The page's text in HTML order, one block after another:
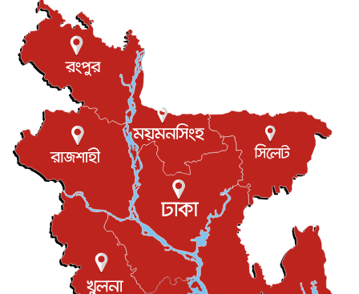
যুক্তরাজ্যে গ্রুমিং কেলেঙ্কারি : পাকিস্তানির অপরাধে অস্বস্তি...
আন্তর্জাতিক
বিরোধ কাটিয়ে কূটনৈতিক সম্পর্ক পুনঃস্থাপন করছে মেক্সিকো ও
আন্তর্জাতিক
এবার ওটিটিতে মুক্তি পেল ‘মালিক’
বিনোদন ৮ আগস্ট, ২০২৬
রিয়ালকে ‘না’ বলা রদ্রির জন্য বার্সার কাছে কত চাইল ম্যানসিটি
খেলাধুলা
শিল্পকলায় চলচ্চিত্র উৎসব, বিনা মূল্যে দেখা যাবে ৬ সিনেমা
বিনোদন ৮ আগস্ট, ২০২৬
ইস্ট লন্ডন মসজিদের জুমার খুতবা : “কুরআন হোক জীবন দেখার